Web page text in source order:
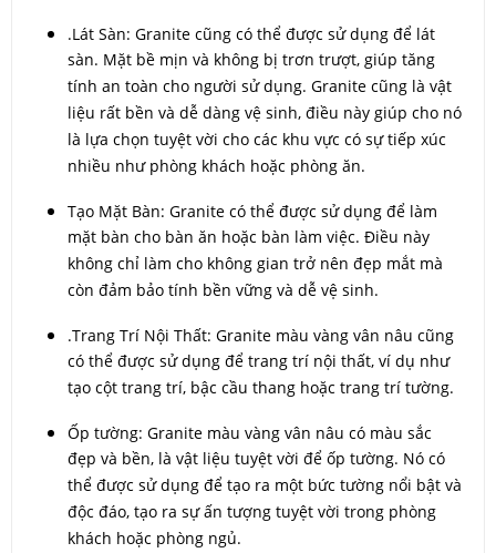
.Lát Sàn: Granite cũng có thể được sử dụng để lát
sàn. Mặt bề mịn và không bị trơn trượt, giúp tăng
tính an toàn cho người sử dụng. Granite cũng là vật
liệu rất bền và dễ dàng vệ sinh, điều này giúp cho nó
là lựa chọn tuyệt vời cho các khu vực có sự tiếp xúc
nhiều như phòng khách hoặc phòng ăn.
Tạo Mặt Bàn: Granite có thể được sử dụng để làm
mặt bàn cho bàn ăn hoặc bàn làm việc. Điều này
không chỉ làm cho không gian trở nên đẹp mắt mà
còn đảm bảo tính bền vững và dễ vệ sinh.
.Trang Trí Nội Thất: Granite màu vàng vân nâu cũng
có thể được sử dụng để trang trí nội thất, ví dụ như
tạo cột trang trí, bậc cầu thang hoặc trang trí tường.
Ốp tường: Granite màu vàng vân nâu có màu sắc
đẹp và bền, là vật liệu tuyệt vời để ốp tường. Nó có
thể được sử dụng để tạo ra một bức tường nổi bật và
độc đáo, tạo ra sự ấn tượng tuyệt vời trong phòng
khách hoặc phòng ngủ.